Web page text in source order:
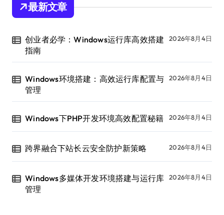
最新文章
创业者必学：Windows运行库高效搭建
指南
2026年8月4日
Windows环境搭建：高效运行库配置与
管理
2026年8月4日
Windows下PHP开发环境高效配置秘籍 2026年8月4日
跨界融合下站长云安全防护新策略 2026年8月4日
Windows多媒体开发环境搭建与运行库
管理
2026年8月4日